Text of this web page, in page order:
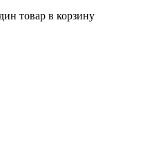
товар в корзину